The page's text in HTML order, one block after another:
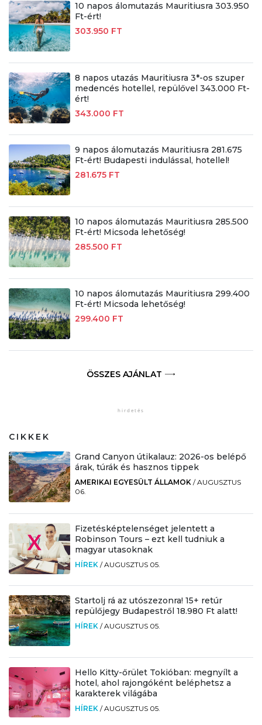
10 napos álomutazás Mauritiusra 303.950
Ft-ért!
303.950 FT
8 napos utazás Mauritiusra 3*-os szuper
medencés hotellel, repülővel 343.000 Ft-
ért!
343.000 FT
9 napos álomutazás Mauritiusra 281.675
Ft-ért! Budapesti indulással, hotellel!
281.675 FT
10 napos álomutazás Mauritiusra 285.500
Ft-ért! Micsoda lehetőség!
285.500 FT
10 napos álomutazás Mauritiusra 299.400
Ft-ért! Micsoda lehetőség!
299.400 FT
ÖSSZES AJÁNLAT
CIKKEK
Grand Canyon útikalauz: 2026-os belépő
árak, túrák és hasznos tippek
AMERIKAI EGYESÜLT ÁLLAMOK /AUGUSZTUS
06.
Fizetésképtelenséget jelentett a
Robinson Tours – ezt kell tudniuk a
magyar utasoknak
HÍREK /AUGUSZTUS 05.
Startolj rá az utószezonra! 15+ retúr
repülőjegy Budapestről 18.980 Ft alatt!
HÍREK /AUGUSZTUS 05.
Hello Kitty-őrület Tokióban: megnyílt a
hotel, ahol rajongóként beléphetsz a
karakterek világába
HÍREK /AUGUSZTUS 05.